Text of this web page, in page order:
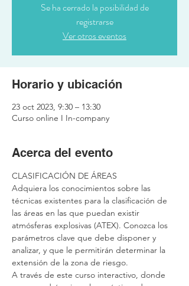
Se ha cerrado la posibilidad de
registrarse
Ver otros eventos
Horario y ubicación
23 oct 2023, 9:30 – 13:30
Curso online I In-company
Acerca del evento
CLASIFICACIÓN DE ÁREAS
Adquiera los conocimientos sobre las
técnicas existentes para la clasificación de
las áreas en las que puedan existir
atmósferas explosivas (ATEX). Conozca los
parámetros clave que debe disponer y
analizar, y que le permitirán determinar la
extensión de la zona de riesgo.
A través de este curso interactivo, donde